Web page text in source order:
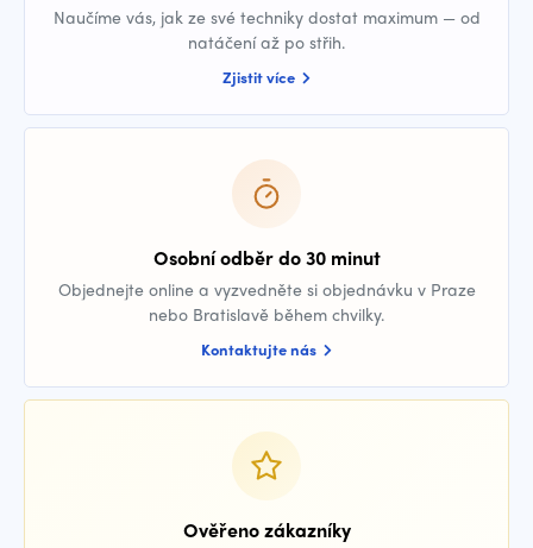
Naučíme vás, jak ze své techniky dostat maximum — od
natáčení až po střih.
Zjistit více
Osobní odběr do 30 minut
Objednejte online a vyzvedněte si objednávku v Praze
nebo Bratislavě během chvilky.
Kontaktujte nás
Ověřeno zákazníky